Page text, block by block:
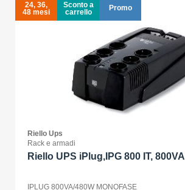
24, 36,
48 mesi
Sconto a
carrello
Promo
Riello Ups
Rack e armadi
Riello UPS iPlug,IPG 800 IT, 800VA
IPLUG 800VA/480W MONOFASE